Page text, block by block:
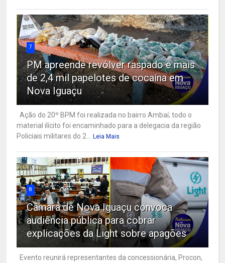
7
PM apreende revólver raspado e mais
de 2,4 mil papelotes de cocaína em
Nova Iguaçu
Ação do 20º BPM foi realizada no bairro Ambaí; todo o
material ilícito foi encaminhado para a delegacia da região
Policiais militares do 2...
Leia Mais
8
Câmara de Nova Iguaçu convoca
audiência pública para cobrar
explicações da Light sobre apagões
Evento reunirá representantes da concessionária, Procon,